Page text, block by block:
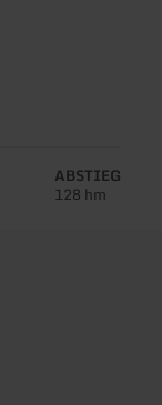
ABSTIEG
128 hm